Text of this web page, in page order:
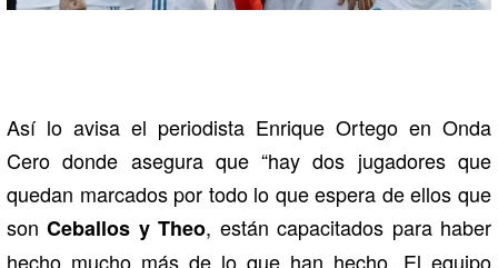
Así lo avisa el periodista Enrique Ortego en Onda
Cero donde asegura que “hay dos jugadores que
quedan marcados por todo lo que espera de ellos que
son Ceballos y Theo, están capacitados para haber
hecho mucho más de lo que han hecho. El equipo